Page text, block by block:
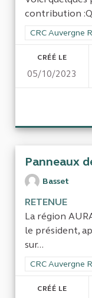
contribution
Filtrer les
CRC Auvergne
CRÉÉ LE
05/10/2023
Panneaux
Basset
RETENUE
La région
le président,
sur...
Filtrer les
CRC Auvergne
CRÉÉ LE